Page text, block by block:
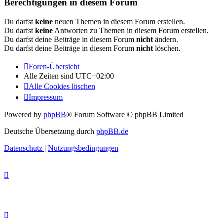
Berechtigungen in diesem Forum
Du darfst keine neuen Themen in diesem Forum erstellen.
Du darfst keine Antworten zu Themen in diesem Forum erstellen.
Du darfst deine Beiträge in diesem Forum nicht ändern.
Du darfst deine Beiträge in diesem Forum nicht löschen.
Foren-Übersicht
Alle Zeiten sind UTC+02:00
Alle Cookies löschen
Impressum
Powered by phpBB® Forum Software © phpBB Limited
Deutsche Übersetzung durch phpBB.de
Datenschutz | Nutzungsbedingungen